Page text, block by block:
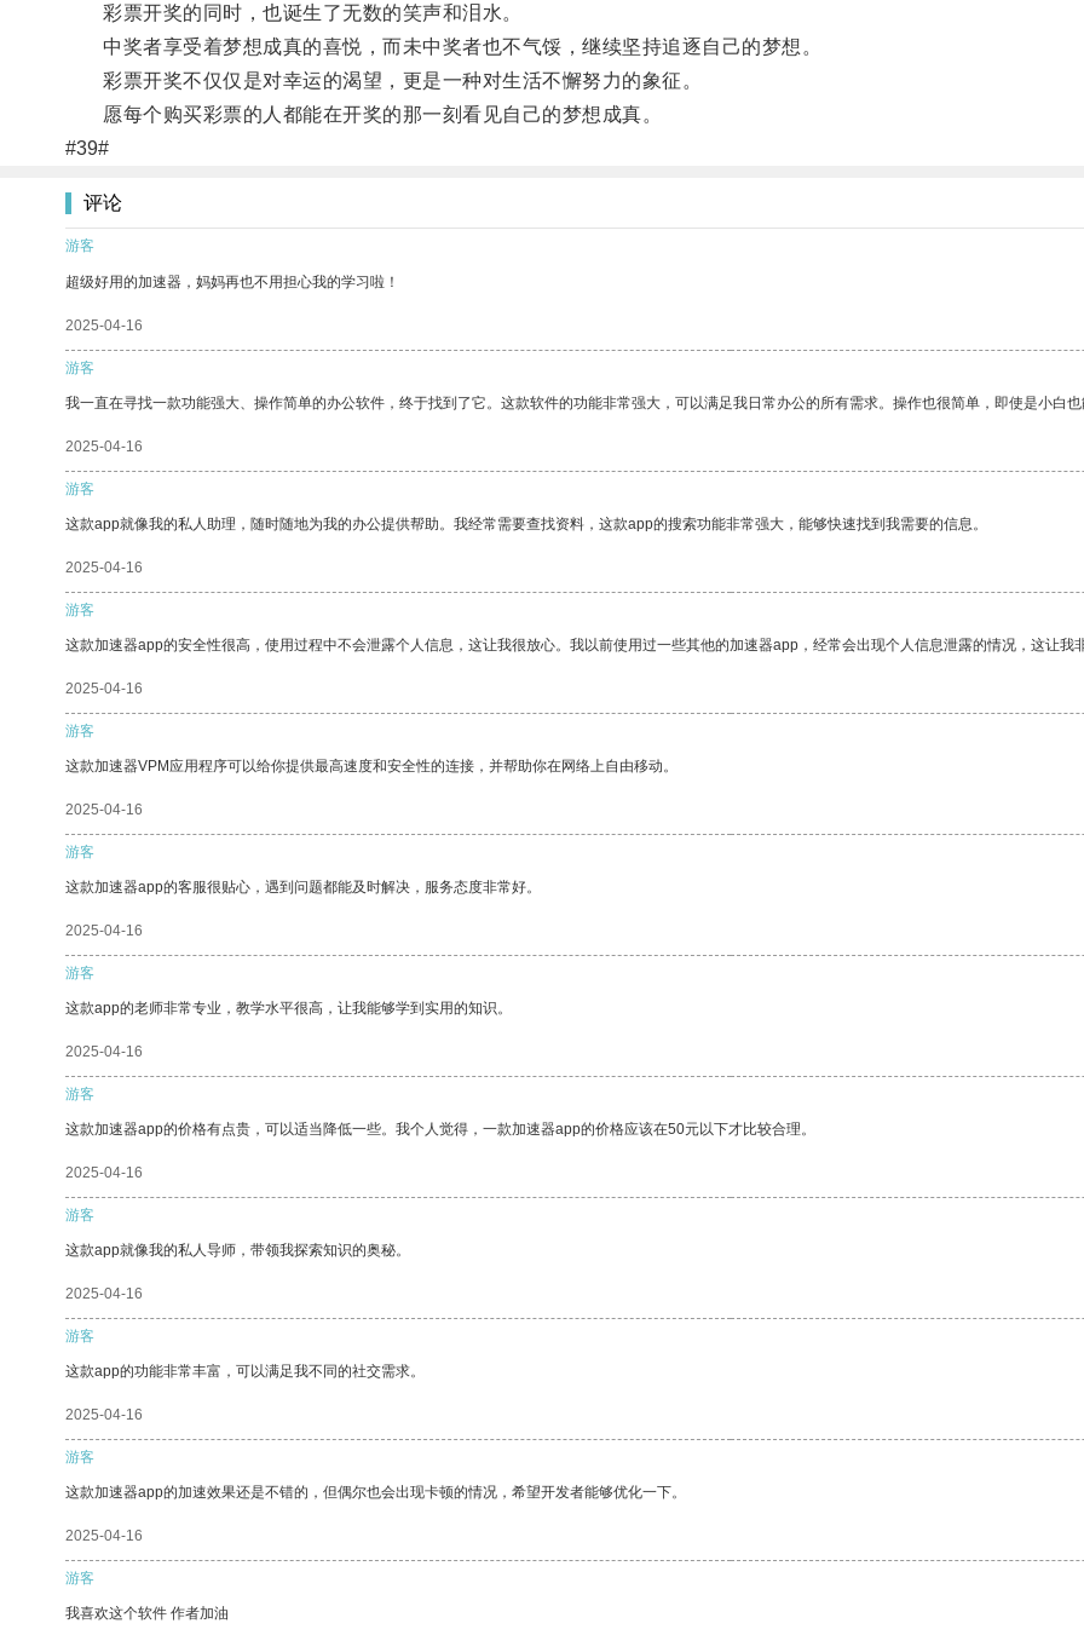
彩票开奖的同时，也诞生了无数的笑声和泪水。
中奖者享受着梦想成真的喜悦，而未中奖者也不气馁，继续坚持追逐自己的梦想。
彩票开奖不仅仅是对幸运的渴望，更是一种对生活不懈努力的象征。
愿每个购买彩票的人都能在开奖的那一刻看见自己的梦想成真。
#39#
评论
游客
超级好用的加速器，妈妈再也不用担心我的学习啦！
2025-04-16
游客
我一直在寻找一款功能强大、操作简单的办公软件，终于找到了它。这款软件的功能非常强大，可以满足我日常办公的所有需求。操作也很简单，即使是小白也
2025-04-16
游客
这款app就像我的私人助理，随时随地为我的办公提供帮助。我经常需要查找资料，这款app的搜索功能非常强大，能够快速找到我需要的信息。
2025-04-16
游客
这款加速器app的安全性很高，使用过程中不会泄露个人信息，这让我很放心。我以前使用过一些其他的加速器app，经常会出现个人信息泄露的情况，这让我
2025-04-16
游客
这款加速器VPM应用程序可以给你提供最高速度和安全性的连接，并帮助你在网络上自由移动。
2025-04-16
游客
这款加速器app的客服很贴心，遇到问题都能及时解决，服务态度非常好。
2025-04-16
游客
这款app的老师非常专业，教学水平很高，让我能够学到实用的知识。
2025-04-16
游客
这款加速器app的价格有点贵，可以适当降低一些。我个人觉得，一款加速器app的价格应该在50元以下才比较合理。
2025-04-16
游客
这款app就像我的私人导师，带领我探索知识的奥秘。
2025-04-16
游客
这款app的功能非常丰富，可以满足我不同的社交需求。
2025-04-16
游客
这款加速器app的加速效果还是不错的，但偶尔也会出现卡顿的情况，希望开发者能够优化一下。
2025-04-16
游客
我喜欢这个软件 作者加油